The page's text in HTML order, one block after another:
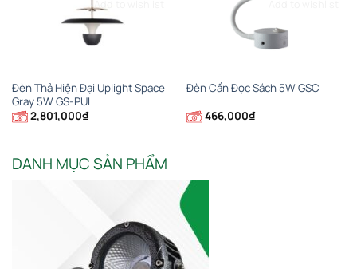
Đèn Thả Hiện Đại Uplight Space
Gray 5W GS-PUL
2,801,000₫
Đèn Cần Đọc Sách 5W GSC
466,000₫
DANH MỤC SẢN PHẨM